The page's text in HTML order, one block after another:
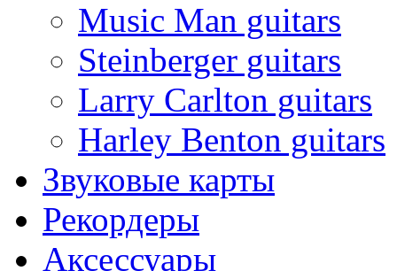
Music Man guitars
Steinberger guitars
Larry Carlton guitars
Harley Benton guitars
Звуковые карты
Рекордеры
Аксессуары